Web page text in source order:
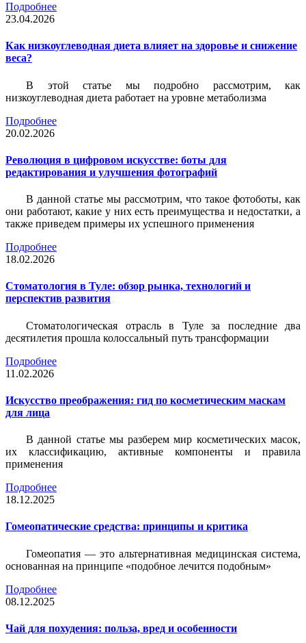
Подробнее
23.04.2026
Как низкоуглеводная диета влияет на здоровье и снижение
веса?
В этой статье мы подробно рассмотрим, как
низкоуглеводная диета работает на уровне метаболизма
Подробнее
20.02.2026
Революция в цифровом искусстве: боты для
редактирования и улучшения фотографий
В данной статье мы рассмотрим, что такое фотоботы, как
они работают, какие у них есть преимущества и недостатки, а
также приведем примеры их успешного применения
Подробнее
18.02.2026
Стоматология в Туле: обзор рынка, технологий и
перспектив развития
Стоматологическая отрасль в Туле за последние два
десятилетия прошла колоссальный путь трансформации
Подробнее
11.02.2026
Искусство преображения: гид по косметическим маскам
для лица
В данной статье мы разберем мир косметических масок,
их классификацию, активные компоненты и правила
применения
Подробнее
18.12.2025
Гомеопатические средства: принципы и критика
Гомеопатия — это альтернативная медицинская система,
основанная на принципе «подобное лечится подобным»
Подробнее
08.12.2025
Чай для похудения: польза, вред и особенности